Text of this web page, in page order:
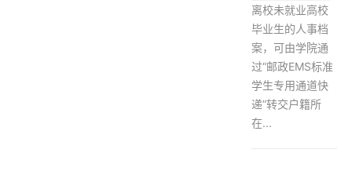
离校未就业高校
毕业生的人事档
案，可由学院通
过“邮政EMS标准
学生专用通道快
递”转交户籍所
在...